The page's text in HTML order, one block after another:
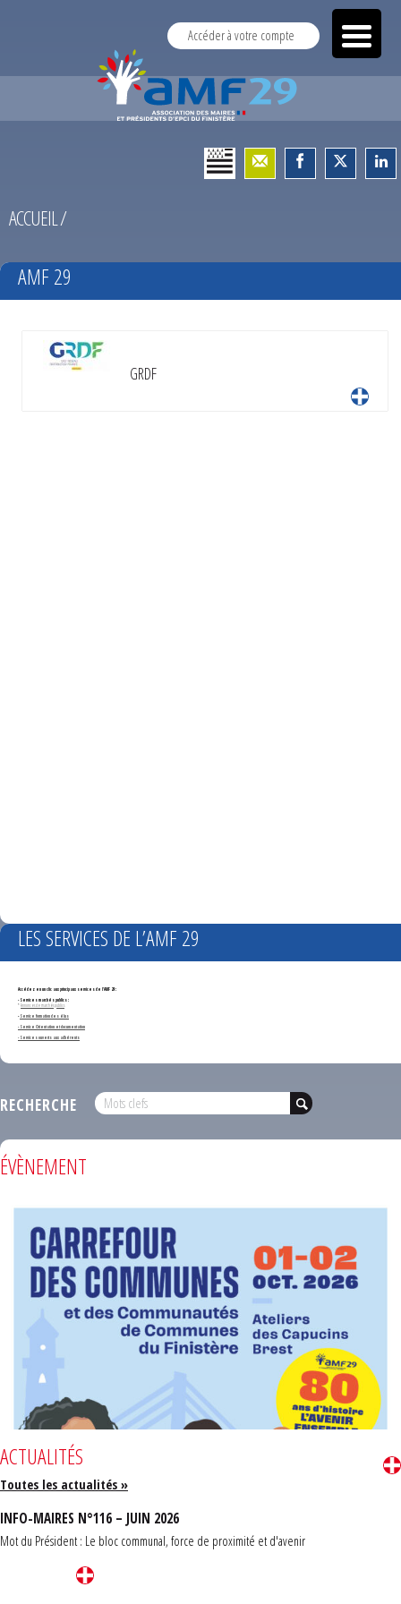
Accéder à votre compte
ACCUEIL/
AMF 29
GRDF
LES SERVICES DE L’AMF 29
Accédez en un clic aux principaux services de l'AMF 29 :
- Services marchés publics :
*Annonces de marchés publics
-Service formation des élus
- Service Orientation et documentation
- Services ouverts aux adhérents
RECHERCHE
ÉVÈNEMENT
ACTUALITÉS
Toutes les actualités »
INFO-MAIRES N°116 – JUIN 2026
Mot du Président : Le bloc communal, force de proximité et d'avenir